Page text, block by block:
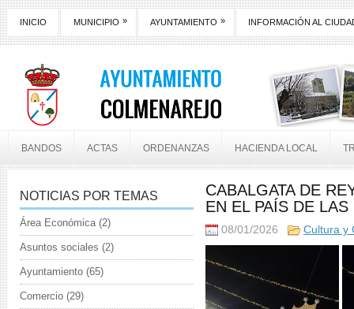
INICIO MUNICIPIO » AYUNTAMIENTO » INFORMACIÓN AL
BANDOS ACTAS ORDENANZAS HACIENDA LOCAL
CABALGATA DE
EN EL PAÍS DE
08/01/2026 Cultura y
NOTICIAS POR TEMAS
Área Económica(2)
Asuntos sociales (2)
Ayuntamiento (65)
Comercio (29)